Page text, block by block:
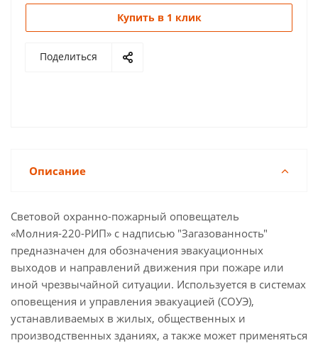
Купить в 1 клик
Поделиться
Описание
Световой охранно-пожарный оповещатель
«Молния-220-РИП» с надписью "Загазованность"
предназначен для обозначения эвакуационных
выходов и направлений движения при пожаре или
иной чрезвычайной ситуации. Используется в системах
оповещения и управления эвакуацией (СОУЭ),
устанавливаемых в жилых, общественных и
производственных зданиях, а также может применяться